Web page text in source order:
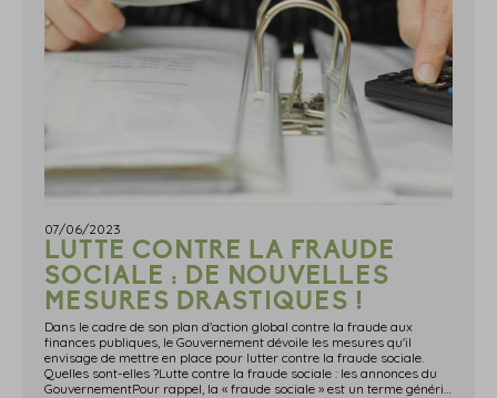
07/06/2023
LUTTE CONTRE LA FRAUDE
SOCIALE : DE NOUVELLES
MESURES DRASTIQUES !
Dans le cadre de son plan d'action global contre la fraude aux
finances publiques, le Gouvernement dévoile les mesures qu'il
envisage de mettre en place pour lutter contre la fraude sociale.
Quelles sont-elles ?Lutte contre la fraude sociale : les annonces du
GouvernementPour rappel, la « fraude sociale » est un terme générique qui désigne les irrégularités commises afin d'échapper aux paiements des cotisations et contributions sociales, ou en vue d'obtenir indument le bénéfice de prestations sociales.Le Gouvernement dresse le bilan des actions menées sur la période 2018-2022 et entend poursuivre ses efforts d'ici la fin du quinquennat.Pour ce faire, il va mettre l'accent sur : le redressement en matière de cotisations et contributions sociales, notamment grâce à de plus nombreuses actions de contrôle des entreprises et des micro-entrepreneurs et à la lutte contre la fraude au détachement de travailleurs : le redressement en matière de prestations de santé, avec un ciblage des professionnels de santé présentant des niveaux de prescription hors norme ; le redressement en matière d'allocations sociales, avec un accent mis sur les prestations liées au logement et les pensions des retraités résidants à l'étranger.Afin de mettre toutes les chances de son côté, le Gouvernement annonce : un renforcement des effectifs des caisses de sécurité sociale ; la modernisation de leurs systèmes d'information ; la création du Conseil de l'évaluation des fraudes fiscales et sociales ; le renforcement du rôle de la mission interministérielle de coordination anti-fraude chargée du suivi des actions menées.Enfin, des réformes sont annoncées concernant les procédures de transmission ou de liquidation amiable des entreprises, ainsi que concernant celles destinées à la collecte des cotisations sociales des micro-entrepreneurs (création d'une plateforme de recouvrement amiable). Sources : Communiqué de presse no 880 du ministère de l'Économie, des Finances et de la Souveraineté industrielle et numérique du 30 mai 2023 : « Gabriel Attal, ministre délégué chargé des Comptes publics, annonce un plan de lutte contre la fraude sociale »Lutte contre la fraude sociale : de nouvelles mesures drastiques ! - © Copyright WebLex